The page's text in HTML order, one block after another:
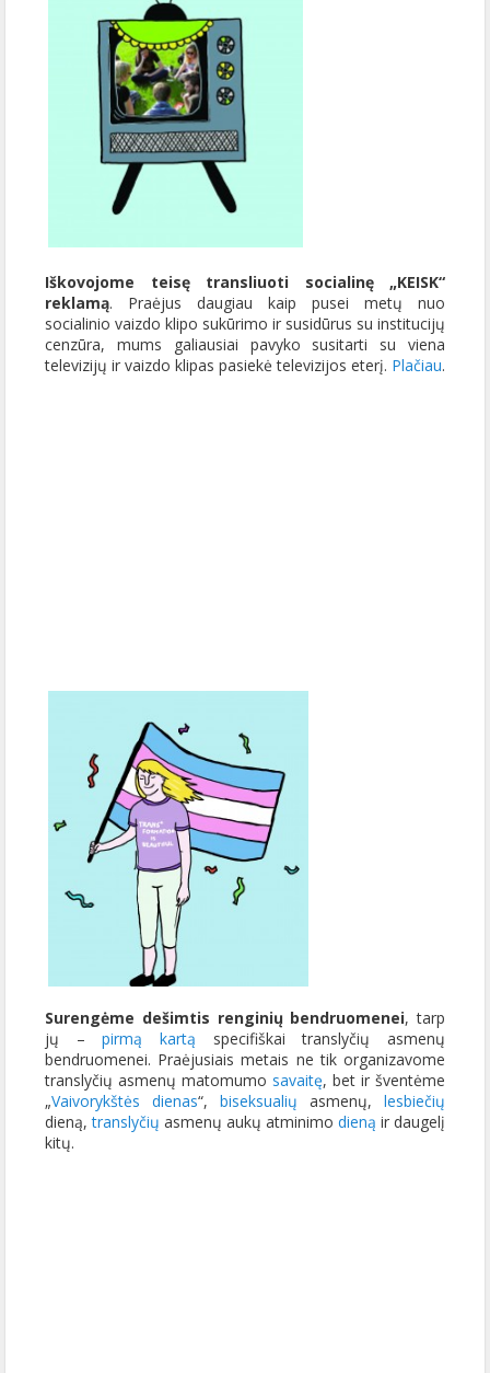
Iškovojome teisę transliuoti socialinę „KEISK“
reklamą. Praėjus daugiau kaip pusei metų nuo
socialinio vaizdo klipo sukūrimo ir susidūrus su institucijų
cenzūra, mums galiausiai pavyko susitarti su viena
televizijų ir vaizdo klipas pasiekė televizijos eterį. Plačiau.
Surengėme dešimtis renginių bendruomenei, tarp
jų – pirmą kartą specifiškai translyčių asmenų
bendruomenei. Praėjusiais metais ne tik organizavome
translyčių asmenų matomumo savaitę, bet ir šventėme
„Vaivorykštės dienas“, biseksualių asmenų, lesbiečių
dieną,translyčių asmenų aukų atminimo dieną ir daugelį
kitų.